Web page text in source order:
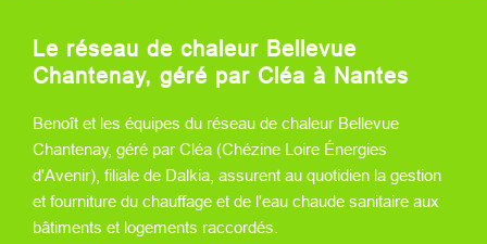
Le réseau de chaleur Bellevue
Chantenay, géré par Cléa à Nantes
Benoît et les équipes du réseau de chaleur Bellevue
Chantenay, géré par Cléa (Chézine Loire Énergies
d'Avenir), filiale de Dalkia, assurent au quotidien la gestion
et fourniture du chauffage et de l'eau chaude sanitaire aux
bâtiments et logements raccordés.